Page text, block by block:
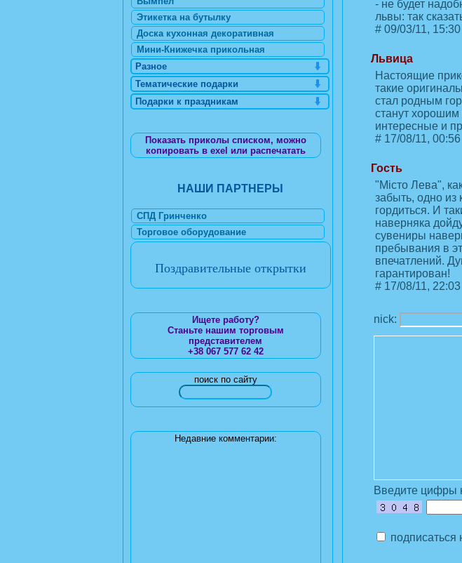
- не будет
львы: так
# 09/03/11, 15:30
Львица
Настоящие
такие
стал родным
станут хорошим
интересные и
# 17/08/11, 00:56
Гость
"Місто Лева",
забыть, одно
гордиться. И
наверняка
сувениры
пребывания в
впечатлений.
гарантирован!
# 17/08/11, 22:03
nick:
Введите цифры
подписаться
Этикетка на бутылку
Доска кухонная декоративная
Мини-Книжечка прикольная
Разное
Тематические подарки
Подарки к праздникам
Показать приколы списком, можно
копировать в exel или распечатать
НАШИ ПАРТНЕРЫ
СПД Гринченко
Торговое оборудование
Поздравительные открытки
Ищете работу?
Станьте нашим торговым
представителем
+38 067 577 62 42
поиск по сайту
Недавние комментарии: